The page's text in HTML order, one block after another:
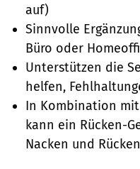
auf)
Sinnvolle
Büro oder
Unterstützen die
helfen,
In Kombination
kann ein Rücken-
Nacken und